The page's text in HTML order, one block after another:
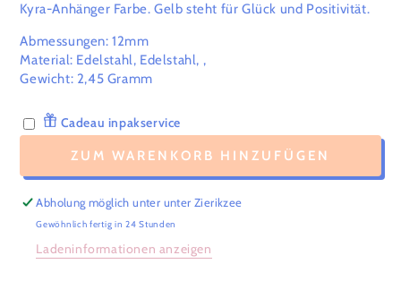
Kyra-Anhänger Farbe. Gelb steht für Glück und Positivität.
Abmessungen: 12mm
Material: Edelstahl, Edelstahl, ,
Gewicht: 2,45 Gramm
Cadeau inpakservice
ZUM WARENKORB HINZUFÜGEN
Abholung möglich unter unter Zierikzee
Gewöhnlich fertig in 24 Stunden
Ladeninformationen anzeigen